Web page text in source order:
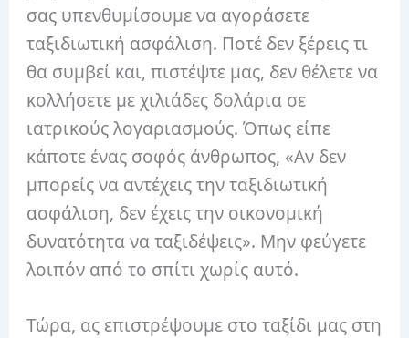
σας υπενθυμίσουμε να αγοράσετε
ταξιδιωτική ασφάλιση. Ποτέ δεν ξέρεις τι
θα συμβεί και, πιστέψτε μας, δεν θέλετε να
κολλήσετε με χιλιάδες δολάρια σε
ιατρικούς λογαριασμούς. Όπως είπε
κάποτε ένας σοφός άνθρωπος, «Αν δεν
μπορείς να αντέχεις την ταξιδιωτική
ασφάλιση, δεν έχεις την οικονομική
δυνατότητα να ταξιδέψεις». Μην φεύγετε
λοιπόν από το σπίτι χωρίς αυτό.
Τώρα, ας επιστρέψουμε στο ταξίδι μας στη